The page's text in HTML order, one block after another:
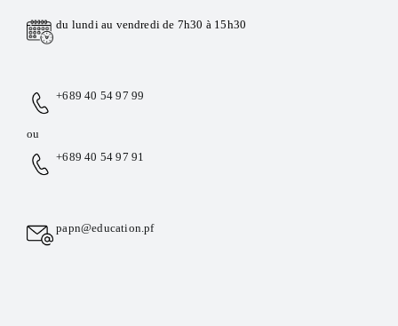
du lundi au vendredi de 7h30 à 15h30
+689 40 54 97 99
ou
+689 40 54 97 91
papn@education.pf